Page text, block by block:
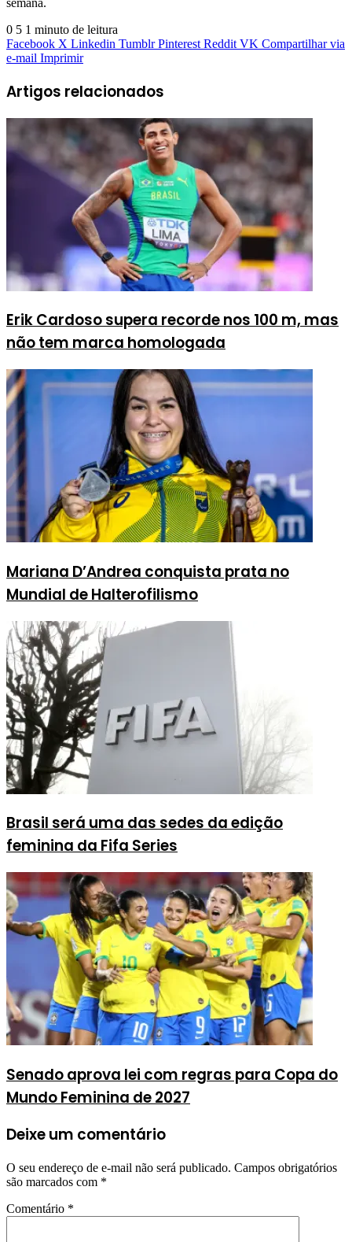
semana.
0 5 1 minuto de leitura
Facebook X Linkedin Tumblr Pinterest Reddit VK Compartilhar via
e-mail Imprimir
Artigos relacionados
Erik Cardoso supera recorde nos 100 m, mas
não tem marca homologada
Mariana D’Andrea conquista prata no
Mundial de Halterofilismo
Brasil será uma das sedes da edição
feminina da Fifa Series
Senado aprova lei com regras para Copa do
Mundo Feminina de 2027
Deixe um comentário
O seu endereço de e-mail não será publicado. Campos obrigatórios
são marcados com *
Comentário *